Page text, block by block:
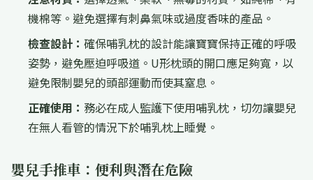
機棉等。避免選擇有刺鼻氣味或過度香味的產品。
檢查設計： 確保哺乳枕的設計能讓寶寶保持正確的呼吸
姿勢，避免壓迫呼吸道。U形枕頭的開口應足夠寬，以
避免限制嬰兒的頭部運動而使其窒息。
正確使用： 務必在成人監護下使用哺乳枕，切勿讓嬰兒
在無人看管的情況下於哺乳枕上睡覺。
嬰兒手推車：便利與潛在危險